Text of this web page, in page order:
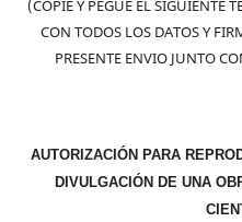
(COPIE Y PEGUE EL SIGUIENTE
CON TODOS LOS DATOS Y
PRESENTE ENVIO JUNTO
AUTORIZACIÓN PARA
DIVULGACIÓN DE UNA